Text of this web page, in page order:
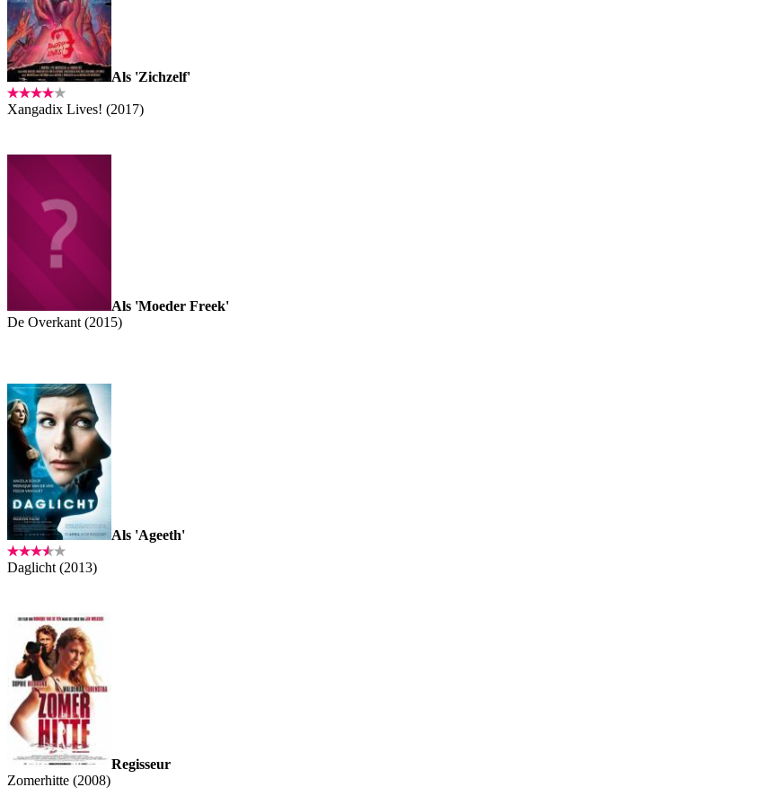
Als 'Zichzelf'
Xangadix Lives! (2017)
Als 'Moeder Freek'
De Overkant (2015)
Als 'Ageeth'
Daglicht (2013)
Regisseur
Zomerhitte (2008)